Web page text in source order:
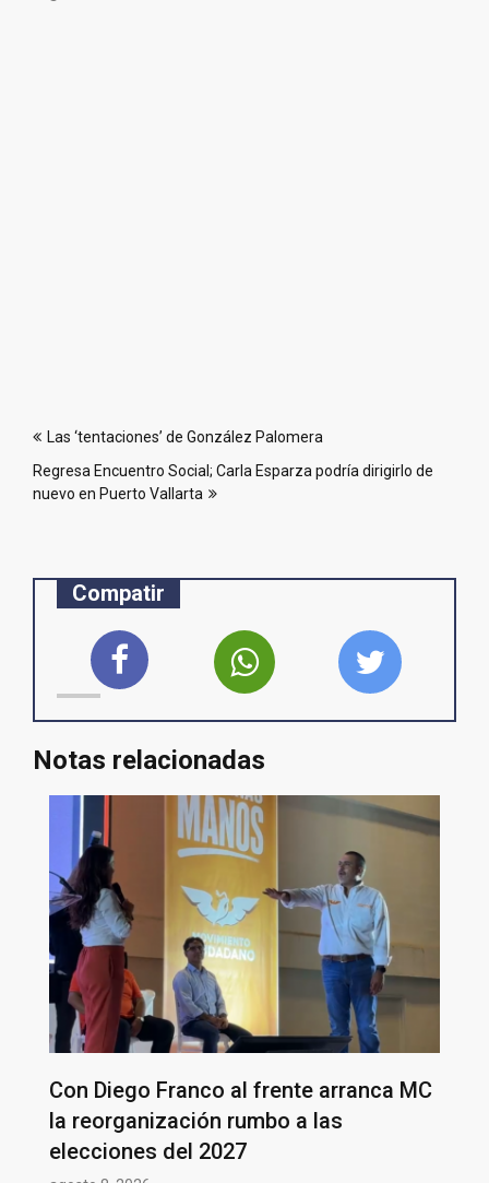
de
entradas
Las ‘tentaciones’ de González Palomera
Regresa Encuentro Social; Carla Esparza podría dirigirlo de
nuevo en Puerto Vallarta
Compatir
Notas relacionadas
Con Diego Franco al frente arranca MC
la reorganización rumbo a las
elecciones del 2027